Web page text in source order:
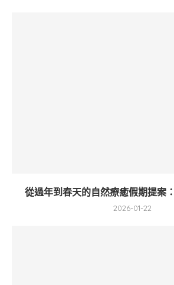
從過年到春天的自然療癒假期提案
2026-01-22